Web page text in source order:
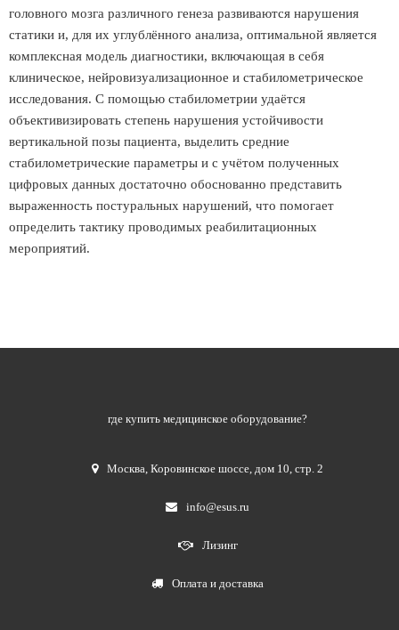
головного мозга различного генеза развиваются нарушения
статики и, для их углублённого анализа, оптимальной является
комплексная модель диагностики, включающая в себя
клиническое, нейровизуализационное и стабилометрическое
исследования. С помощью стабилометрии удаётся
объективизировать степень нарушения устойчивости
вертикальной позы пациента, выделить средние
стабилометрические параметры и с учётом полученных
цифровых данных достаточно обоснованно представить
выраженность постуральных нарушений, что помогает
определить тактику проводимых реабилитационных
мероприятий.
где купить медицинское оборудование?
Москва,Коровинское шоссе, дом 10, стр. 2
info@esus.ru
Лизинг
Оплата и доставка